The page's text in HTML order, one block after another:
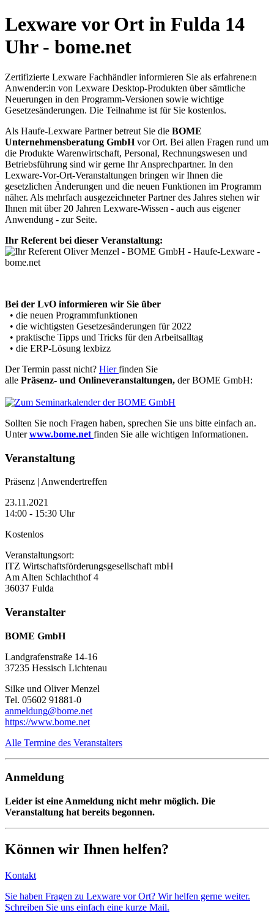
Lexware vor Ort in Fulda 14
Uhr - bome.net
Zertifizierte Lexware Fachhändler informieren Sie als erfahrene:n
Anwender:in von Lexware Desktop-Produkten über sämtliche
Neuerungen in den Programm-Versionen sowie wichtige
Gesetzesänderungen. Die Teilnahme ist für Sie kostenlos.
Als Haufe-Lexware Partner betreut Sie die BOME
Unternehmensberatung GmbHvor Ort. Bei allen Fragen rund um
die Produkte Warenwirtschaft, Personal, Rechnungswesen und
Betriebsführung sind wir gerne Ihr Ansprechpartner. In den
Lexware-Vor-Ort-Veranstaltungen bringen wir Ihnen die
gesetzlichen Änderungen und die neuen Funktionen im Programm
näher. Als mehrfach ausgezeichneter Partner des Jahres stehen wir
Ihnen mit über 20 Jahren Lexware-Wissen - auch aus eigener
Anwendung - zur Seite.
Ihr Referent bei dieser Veranstaltung:
Bei der LvO informieren wir Sie über
• die neuen Programmfunktionen
• die wichtigsten Gesetzesänderungen für 2022
• praktische Tipps und Tricks für den Arbeitsalltag
• die ERP-Lösung lexbizz
Der Termin passt nicht? Hierfinden Sie
alle Präsenz- und Onlineveranstaltungen, der BOME GmbH:
Sollten Sie noch Fragen haben, sprechen Sie uns bitte einfach an.
Unterwww.bome.net finden Sie alle wichtigen Informationen.
Veranstaltung
Präsenz | Anwendertreffen
23.11.2021
14:00 - 15:30 Uhr
Kostenlos
Veranstaltungsort:
ITZ Wirtschaftsförderungsgesellschaft mbH
Am Alten Schlachthof 4
36037 Fulda
Veranstalter
BOME GmbH
Landgrafenstraße 14-16
37235 Hessisch Lichtenau
Silke und Oliver Menzel
Tel. 05602 91881-0
anmeldung@bome.net
https://www.bome.net
Alle Termine des Veranstalters
Anmeldung
Leider ist eine Anmeldung nicht mehr möglich. Die
Veranstaltung hat bereits begonnen.
Können wir Ihnen helfen?
Kontakt
Sie haben Fragen zu Lexware vor Ort? Wir helfen gerne weiter.
Schreiben Sie uns einfach eine kurze Mail.